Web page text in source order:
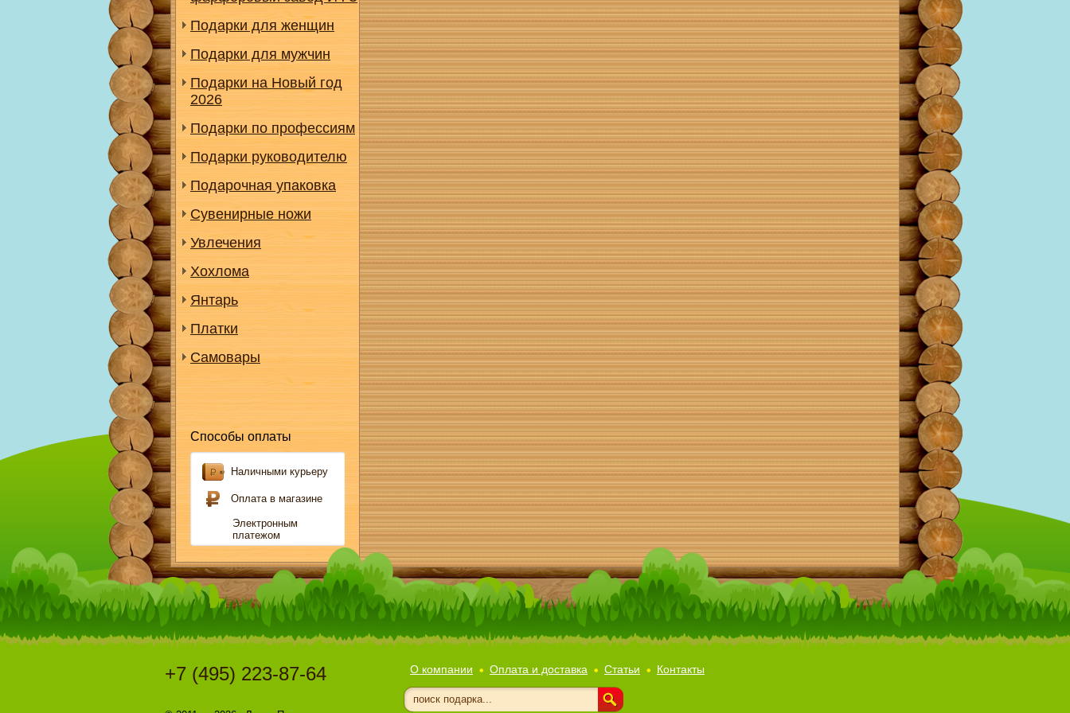
Подарки для женщин
Подарки для мужчин
Подарки на Новый год
2026
Подарки по профессиям
Подарки руководителю
Подарочная упаковка
Сувенирные ножи
Увлечения
Хохлома
Янтарь
Платки
Самовары
Способы оплаты
Наличными курьеру
Оплата в магазине
Электронным
платежом
О компании Оплата и доставка Статьи Контакты
+7 (495) 223-87-64